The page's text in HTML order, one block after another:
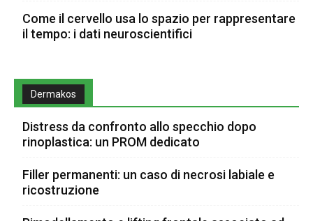
Come il cervello usa lo spazio per rappresentare
il tempo: i dati neuroscientifici
Dermakos
Distress da confronto allo specchio dopo
rinoplastica: un PROM dedicato
Filler permanenti: un caso di necrosi labiale e
ricostruzione